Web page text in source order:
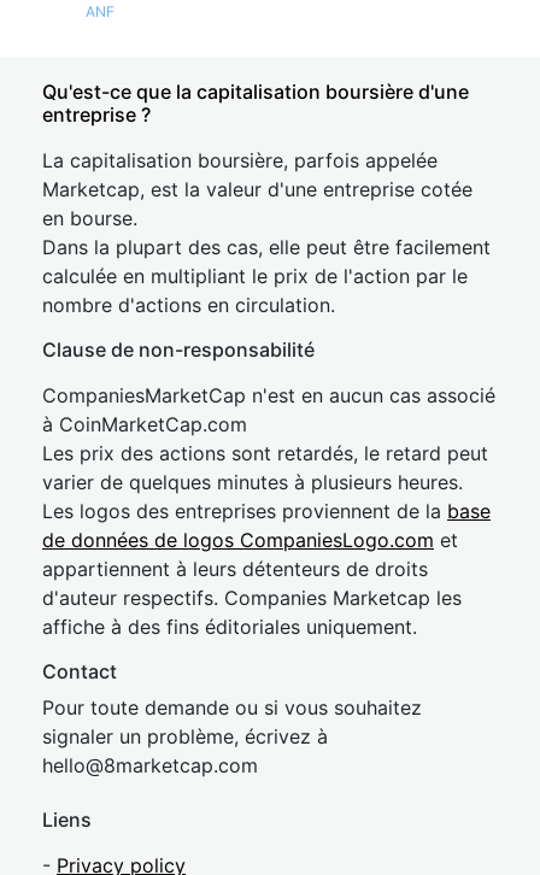
ANF
Qu'est-ce que la capitalisation boursière d'une
entreprise ?
La capitalisation boursière, parfois appelée
Marketcap, est la valeur d'une entreprise cotée
en bourse.
Dans la plupart des cas, elle peut être facilement
calculée en multipliant le prix de l'action par le
nombre d'actions en circulation.
Clause de non-responsabilité
CompaniesMarketCap n'est en aucun cas associé
à CoinMarketCap.com
Les prix des actions sont retardés, le retard peut
varier de quelques minutes à plusieurs heures.
Les logos des entreprises proviennent de la base
de données de logos CompaniesLogo.com et
appartiennent à leurs détenteurs de droits
d'auteur respectifs. Companies Marketcap les
affiche à des fins éditoriales uniquement.
Contact
Pour toute demande ou si vous souhaitez
signaler un problème, écrivez à
hello@8marketcap.com
Liens
- Privacy policy